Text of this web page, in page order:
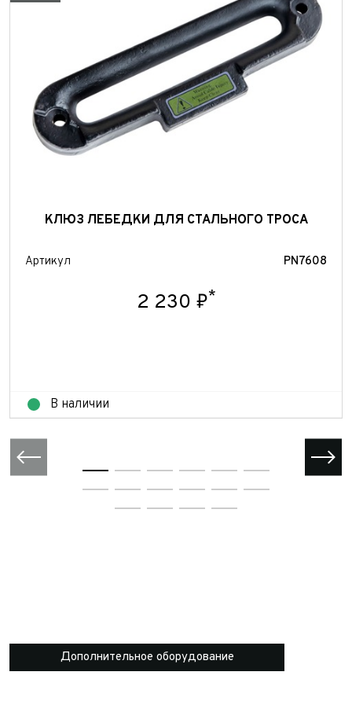
КЛЮЗ ЛЕБЕДКИ ДЛЯ СТАЛЬНОГО ТРОСА
Артикул PN7608
2 230 ₽*
В наличии
Дополнительное оборудование
Отправить